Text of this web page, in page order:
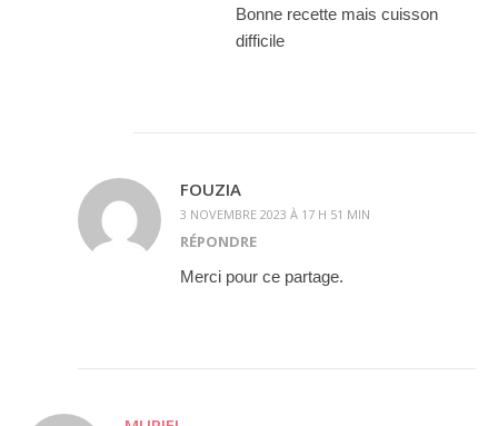
Bonne recette mais cuisson
difficile
FOUZIA
3 NOVEMBRE 2023 À 17 H 51 MIN
RÉPONDRE
Merci pour ce partage.